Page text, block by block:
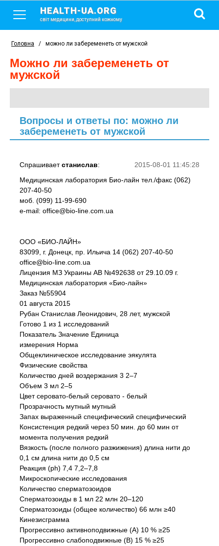
HEALTH-UA.ORG
світ медицини, доступний кожному
Головна / можно ли забеременеть от мужской
можно ли забеременеть от
мужской
Вопросы и ответы по: можно ли
забеременеть от мужской
2015-08-01 11:45:28
Спрашиваетстанислав:
Медицинская лаборатория Био-лайн тел./факс (062)
207-40-50
моб. (099) 11-99-690
e-mail: office@bio-line.com.ua
ООО «БИО-ЛАЙН»
83099, г. Донецк, пр. Ильича 14 (062) 207-40-50
office@bio-line.com.ua
Лицензия МЗ Украины АВ №492638 от 29.10.09 г.
Медицинская лаборатория «Био-лайн»
Заказ №55904
01 августа 2015
Рубан Станислав Леонидович, 28 лет, мужской
Готово 1 из 1 исследований
Показатель Значение Единица
измерения Норма
Общеклиническое исследование эякулята
Физические свойства
Количество дней воздержания 3 2–7
Объем 3 мл 2–5
Цвет серовато-белый серовато - белый
Прозрачность мутный мутный
Запах выраженный специфический специфический
Консистенция редкий через 50 мин. до 60 мин от
момента получения редкий
Вязкость (после полного разжижения) длина нити до
0,1 см длина нити до 0,5 см
Реакция (ph) 7,4 7,2–7,8
Микроскопические исследования
Количество сперматозоидов
Сперматозоиды в 1 мл 22 млн 20–120
Сперматозоиды (общее количество) 66 млн ≥40
Кинезисграмма
Прогрессивно активноподвижные (А) 10 % ≥25
Прогрессивно слабоподвижные (В) 15 % ≥25